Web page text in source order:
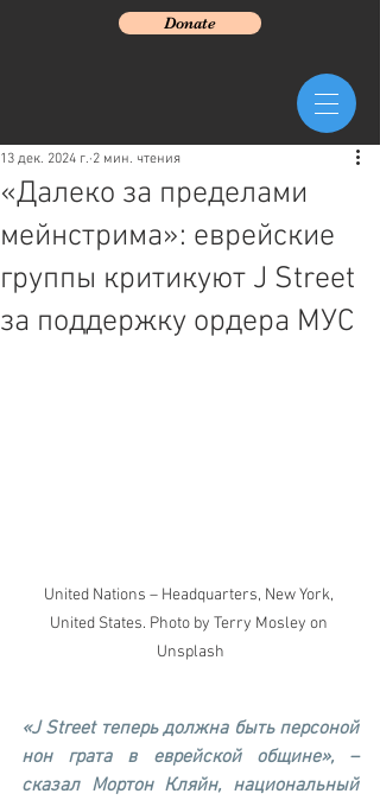
Donate
«Далеко за пределами
мейнстрима»: еврейские
группы критикуют J Street
за поддержку ордера МУС
13 дек. 2024 г. 2 мин. чтения
United Nations – Headquarters, New York,
United States. Photo by Terry Mosley on
Unsplash
«J Street теперь должна быть персоной
нон грата в еврейской общине», –
сказал Мортон Кляйн, национальный